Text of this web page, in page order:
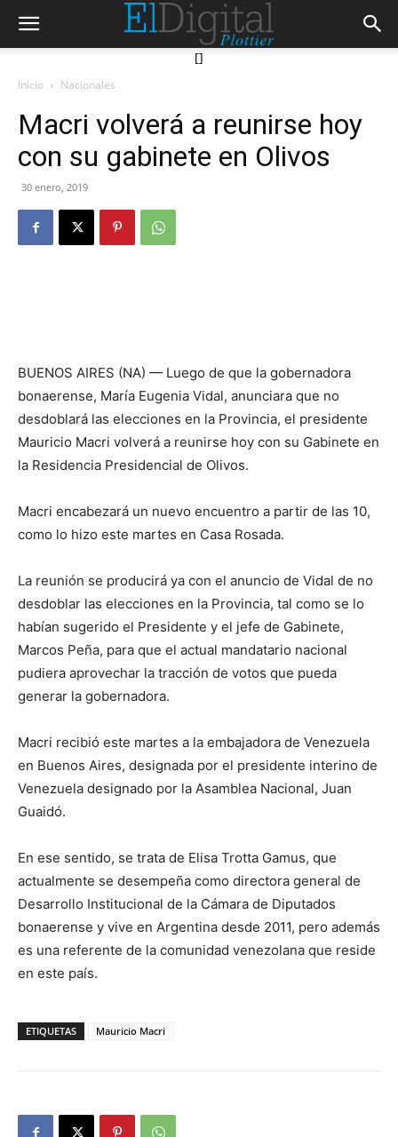
[]
Inicio Nacionales
Macri volverá a reunirse hoy
con su gabinete en Olivos
30 enero, 2019
BUENOS AIRES (NA) — Luego de que la gobernadora
bonaerense, María Eugenia Vidal, anunciara que no
desdoblará las elecciones en la Provincia, el presidente
Mauricio Macri volverá a reunirse hoy con su Gabinete en
la Residencia Presidencial de Olivos.
Macri encabezará un nuevo encuentro a partir de las 10,
como lo hizo este martes en Casa Rosada.
La reunión se producirá ya con el anuncio de Vidal de no
desdoblar las elecciones en la Provincia, tal como se lo
habían sugerido el Presidente y el jefe de Gabinete,
Marcos Peña, para que el actual mandatario nacional
pudiera aprovechar la tracción de votos que pueda
generar la gobernadora.
Macri recibió este martes a la embajadora de Venezuela
en Buenos Aires, designada por el presidente interino de
Venezuela designado por la Asamblea Nacional, Juan
Guaidó.
En ese sentido, se trata de Elisa Trotta Gamus, que
actualmente se desempeña como directora general de
Desarrollo Institucional de la Cámara de Diputados
bonaerense y vive en Argentina desde 2011, pero además
es una referente de la comunidad venezolana que reside
en este país.
ETIQUETAS Mauricio Macri